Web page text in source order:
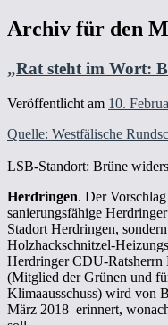
Archiv für den
„Rat steht im Wort:
Veröffentlicht am 10.
Quelle: Westfälische
LSB-Standort: Brüne
Herdringen. Der
sanierungsfähige
Stadort Herdringen,
Holzhackschnitzel-
Herdringer CDU-Ratsherrn
(Mitglied der Grünen und
Klimaausschuss) wird von
März 2018 erinnert,